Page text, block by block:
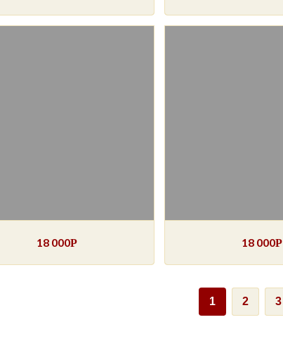
18 000Р 18 000Р
1 2 3